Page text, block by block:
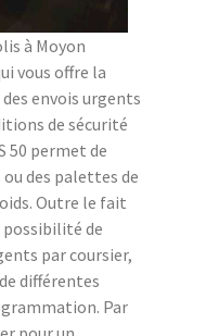
à Moyon
vous offre la
envois urgents
de sécurité
50 permet de
des palettes de
Outre le fait
possibilité de
par coursier,
différentes
Par